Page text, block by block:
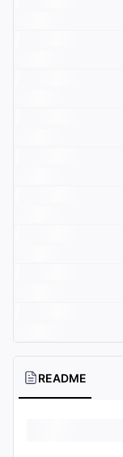
README